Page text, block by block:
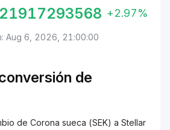
+2.97%
Aug 6, 2026, 21:00:00
de
de Corona sueca (SEK) a Stellar